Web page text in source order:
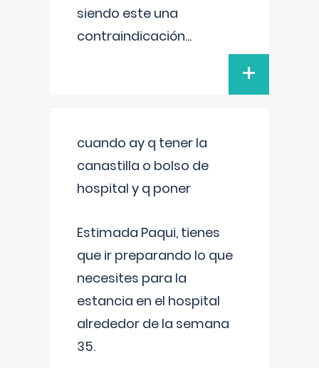
siendo este una
contraindicación...
+
cuando ay q tener la
canastilla o bolso de
hospital y q poner
Estimada Paqui, tienes
que ir preparando lo que
necesites para la
estancia en el hospital
alrededor de la semana
35.